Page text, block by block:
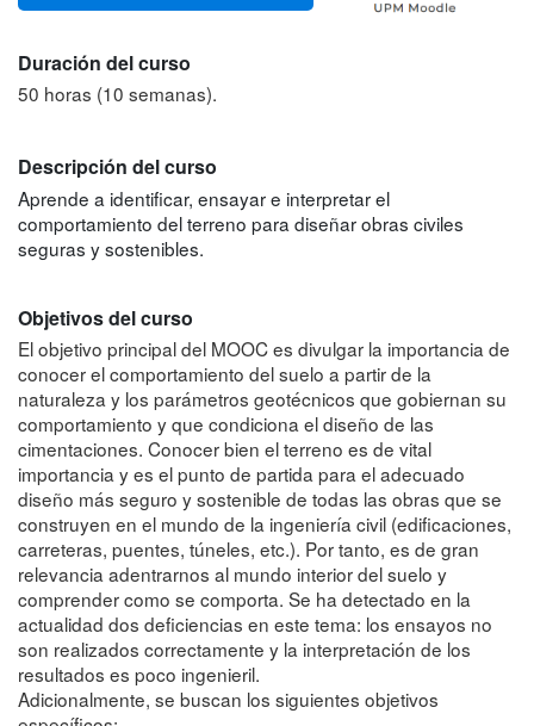
Duración del curso
50 horas (10 semanas).
Descripción del curso
Aprende a identificar, ensayar e interpretar el
comportamiento del terreno para diseñar obras civiles
seguras y sostenibles.
Objetivos del curso
El objetivo principal del MOOC es divulgar la importancia de
conocer el comportamiento del suelo a partir de la
naturaleza y los parámetros geotécnicos que gobiernan su
comportamiento y que condiciona el diseño de las
cimentaciones. Conocer bien el terreno es de vital
importancia y es el punto de partida para el adecuado
diseño más seguro y sostenible de todas las obras que se
construyen en el mundo de la ingeniería civil (edificaciones,
carreteras, puentes, túneles, etc.). Por tanto, es de gran
relevancia adentrarnos al mundo interior del suelo y
comprender como se comporta. Se ha detectado en la
actualidad dos deficiencias en este tema: los ensayos no
son realizados correctamente y la interpretación de los
resultados es poco ingenieril.
Adicionalmente, se buscan los siguientes objetivos